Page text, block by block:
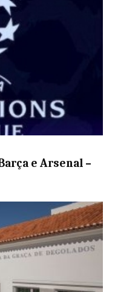
e Arsenal –